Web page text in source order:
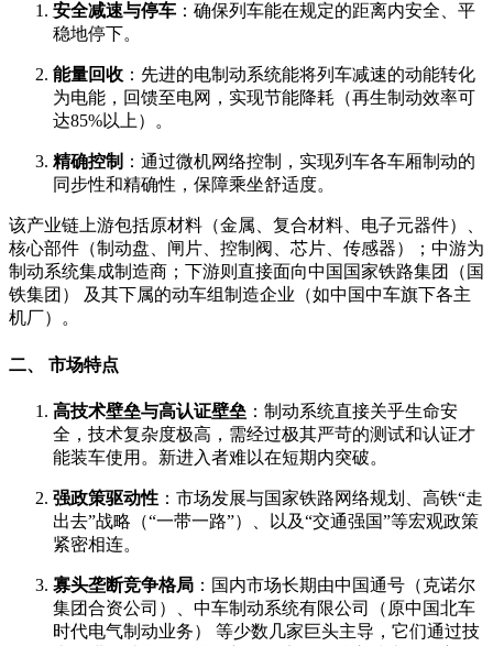
安全减速与停车 ：确保列车能在规定的距离内安全、平
稳地停下。
能量回收 ：先进的电制动系统能将列车减速的动能转化
为电能，回馈至电网，实现节能降耗（再生制动效率可
达85%以上）。
精确控制 ：通过微机网络控制，实现列车各车厢制动的
同步性和精确性，保障乘坐舒适度。
该产业链上游包括原材料（金属、复合材料、电子元器件）、
核心部件（制动盘、闸片、控制阀、芯片、传感器）；中游为
制动系统集成制造商；下游则直接面向中国国家铁路集团（国
铁集团） 及其下属的动车组制造企业（如中国中车旗下各主
机厂）。
二、 市场特点
高技术壁垒与高认证壁垒 ：制动系统直接关乎生命安
全，技术复杂度极高，需经过极其严苛的测试和认证才
能装车使用。新进入者难以在短期内突破。
强政策驱动性 ：市场发展与国家铁路网络规划、高铁“走
出去”战略（“一带一路”）、以及“交通强国”等宏观政策
紧密相连。
寡头垄断竞争格局 ：国内市场长期由中国通号（克诺尔
集团合资公司）、中车制动系统有限公司（原中国北车
时代电气制动业务） 等少数几家巨头主导，它们通过技